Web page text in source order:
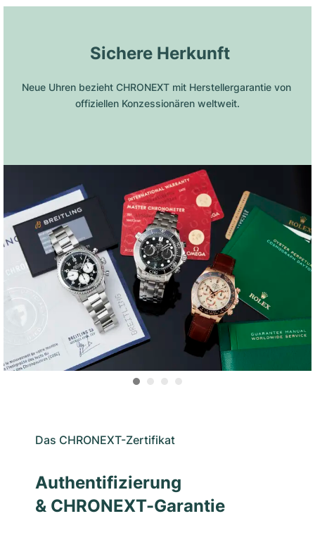
Sichere Herkunft
Neue Uhren bezieht CHRONEXT mit Herstellergarantie von
offiziellen Konzessionären weltweit.
Das CHRONEXT-Zertifikat
Authentifizierung
& CHRONEXT-Garantie